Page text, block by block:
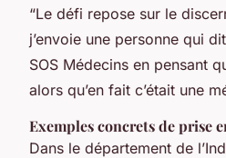
“Le défi repose sur le
j’envoie une personne qui
SOS Médecins en pensant
alors qu’en fait c’était une
Exemples concrets de prise
Dans le département de